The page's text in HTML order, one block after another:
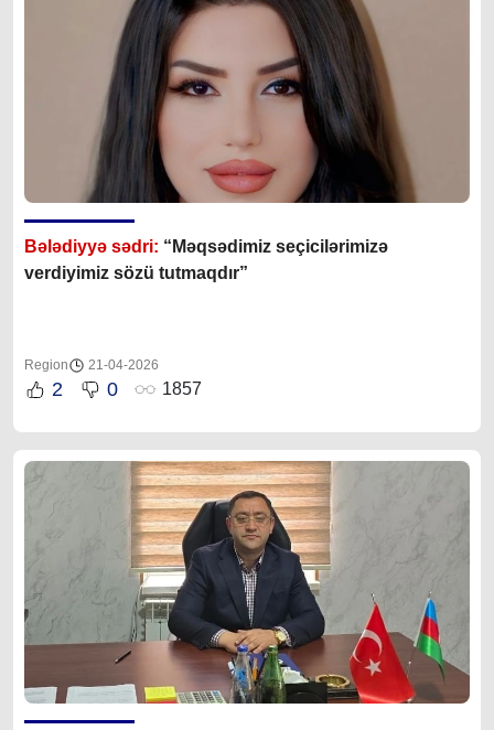
Bələdiyyə sədri: “Məqsədimiz seçicilərimizə
verdiyimiz sözü tutmaqdır”
Region 21-04-2026
2 0 1857